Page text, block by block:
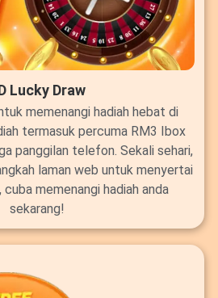
Lucky Draw
memenangi hadiah hebat di
termasuk percuma RM3 Ibox
panggilan telefon. Sekali sehari,
laman web untuk menyertai
memenangi hadiah anda
sekarang!